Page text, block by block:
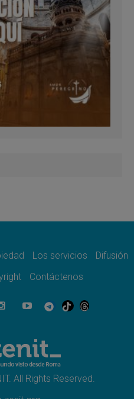
Los servicios
Difusión
Contáctenos
All Rights Reserved.